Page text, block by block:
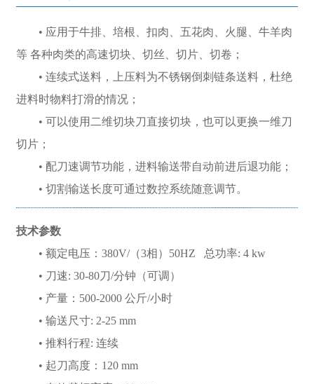
• 应用于牛排、培根、扣肉、五花肉、火腿、牛羊肉
等 各种肉类的高速切块、切丝、切片、切卷；
• 连续式送料，上压料为不锈钢倒刺链条送料，杜绝
进料时物料打滑的情况；
• 可以使用二维切块刀直接切块，也可以更换一维刀
切片；
• 配刀速调节功能，进料输送带自动前进后退功能；
• 切割输送长度可通过数控系统随意调节。
技术参数
• 额定电压：380V/（3相）50HZ 总功率: 4 kw
• 刀速: 30-80刀/分钟（可调）
• 产量：500-2000 公斤/小时
• 输送尺寸: 2-25 mm
• 推料行程: 连续
• 起刀高度：120 mm